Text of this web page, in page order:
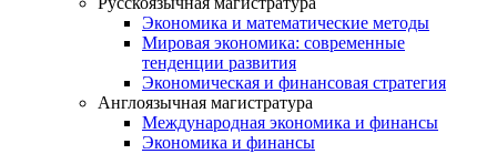
Экономика и математические методы
Мировая экономика: современные
тенденции развития
Экономическая и финансовая стратегия
Англоязычная магистратура
Международная экономика и финансы
Экономика и финансы